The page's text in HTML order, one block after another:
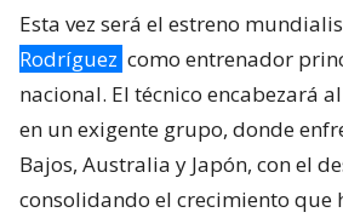
Esta vez será el estreno
Rodríguez como entrenador
nacional. El técnico encabezará
en un exigente grupo, donde
Bajos, Australia y Japón, con el
consolidando el crecimiento que